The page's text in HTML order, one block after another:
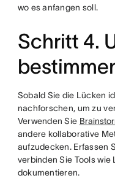
wo es anfangen soll.
Schritt 4.
Sobald Sie die Lücken
nachforschen, um zu
Verwenden Sie
andere kollaborative
aufzudecken. Erfassen
verbinden Sie Tools wie
dokumentieren.